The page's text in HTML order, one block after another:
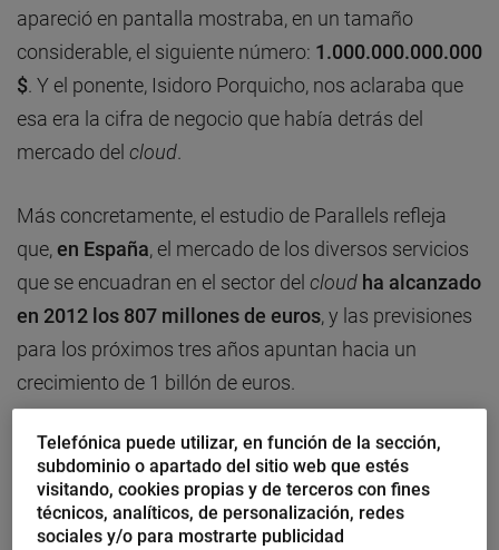
apareció en pantalla mostraba, en un tamaño
considerable, el siguiente número: 1.000.000.000.000
$ . Y el ponente, Isidoro Porquicho, nos aclaraba que
esa era la cifra de negocio que había detrás del
mercado del cloud
Más concretamente, el estudio de Parallels refleja
que,en España, el mercado de los diversos servicios
que se encuadran en el sector del cloud ha alcanzado
en 2012 los 807 millones de euros, y las previsiones
para los próximos tres años apuntan hacia un
crecimiento de 1 billón de euros.
Además de ser un buen momento para todos
aquellos negocios que provean alguno de estos
servicios en la nube: infraestructura alojada,
Telefónica puede utilizar, en función de la sección,
subdominio o apartado del sitio web que estés
visitando, cookies propias y de terceros con fines
técnicos, analíticos, de personalización, redes
sociales y/o para mostrarte publicidad